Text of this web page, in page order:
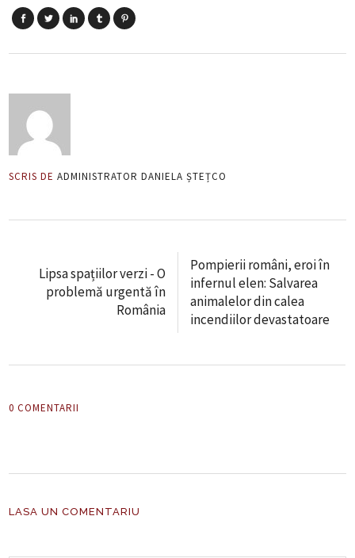
SCRIS DE ADMINISTRATOR DANIELA ȘTEȚCO
Lipsa spațiilor verzi - O
problemă urgentă în
România
Pompierii români, eroi în
infernul elen: Salvarea
animalelor din calea
incendiilor devastatoare
0 COMENTARII
LASA UN COMENTARIU